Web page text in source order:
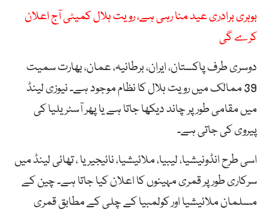
بوہری برادری عید منا رہی ہے، رویت ہلال کمیٹی آج اعلان
کرے گی
دوسری طرف پاکستان، ایران، برطانیہ، عمان، بھارت سمیت
39 ممالک میں رویت ہلال کا نظام موجود ہے۔ نیوزی لینڈ
میں مقامی طور پر چاند دیکھا جاتا ہے یا پھر آسٹریلیا کی
پیروی کی جاتی ہے۔
اسی طرح انڈونیشیا، لیبیا، ملائیشیا، نائیجیریا ، تھائی لینڈ میں
سرکاری طور پر قمری مہینوں کا اعلان کیا جاتا ہے۔ چین کے
مسلمان ملائیشیا اور کولمبیا کے چلی کے مطابق قمری